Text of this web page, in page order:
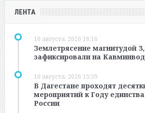
ЛЕНТА
10 августа, 2026 16:16
Землетрясение магнитудой
зафиксировали на
10 августа, 2026 15:59
В Дагестане проходят
мероприятий к Году
России